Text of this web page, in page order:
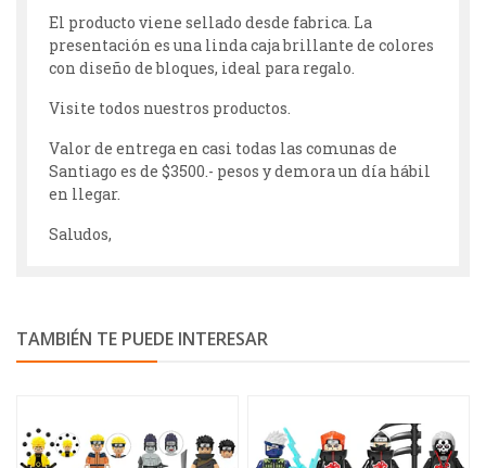
El producto viene sellado desde fabrica. La
presentación es una linda caja brillante de colores
con diseño de bloques, ideal para regalo.
Visite todos nuestros productos.
Valor de entrega en casi todas las comunas de
Santiago es de $3500.- pesos y demora un día hábil
en llegar.
Saludos,
TAMBIÉN TE PUEDE INTERESAR